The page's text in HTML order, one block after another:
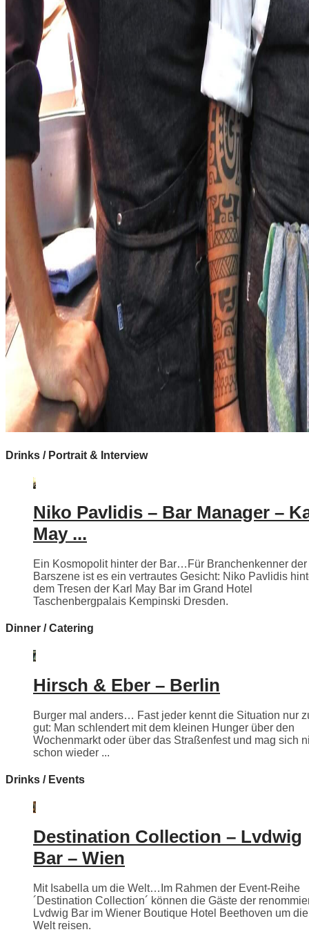
Drinks / Portrait & Interview
Niko Pavlidis – Bar Manager –
May ...
Ein Kosmopolit hinter der Bar…Für Branchenkenner der
Barszene ist es ein vertrautes Gesicht: Niko Pavlidis
dem Tresen der Karl May Bar im Grand Hotel
Taschenbergpalais Kempinski Dresden.
Dinner / Catering
Hirsch & Eber – Berlin
Burger mal anders… Fast jeder kennt die Situation nur
gut: Man schlendert mit dem kleinen Hunger über den
Wochenmarkt oder über das Straßenfest und mag sich
schon wieder ...
Drinks / Events
Destination Collection – Lvdwig
Bar – Wien
Mit Isabella um die Welt…Im Rahmen der Event-Reihe
´Destination Collection´ können die Gäste der
Lvdwig Bar im Wiener Boutique Hotel Beethoven um die
Welt reisen.